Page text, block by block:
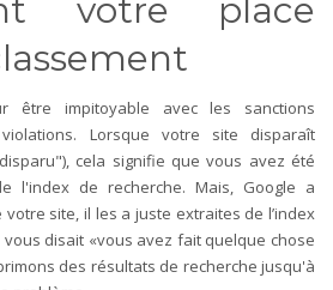
votre place
être impitoyable avec les sanctions
Lorsque votre site disparaît
cela signifie que vous avez été
l'index de recherche. Mais, Google a
site, il les a juste extraites de l’index
vous disait «vous avez fait quelque chose
des résultats de recherche jusqu'à